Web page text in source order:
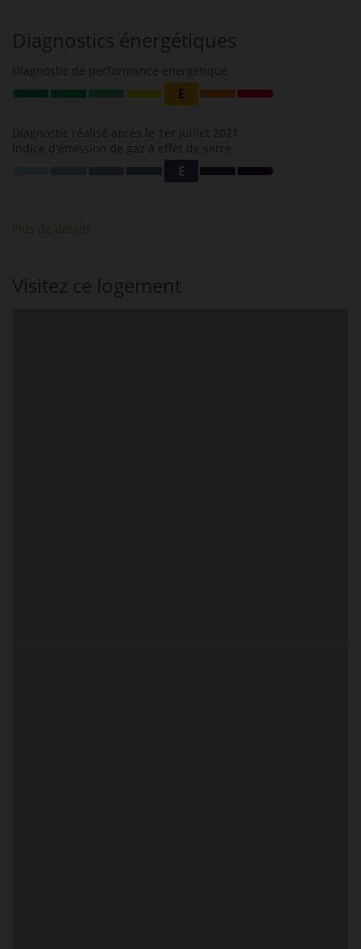
Diagnostics énergétiques
Diagnostic de performance énergétique
E
Diagnostic réalisé après le 1er juillet 2021
Indice d'émission de gaz à effet de serre
E
Plus de détails
Visitez ce logement